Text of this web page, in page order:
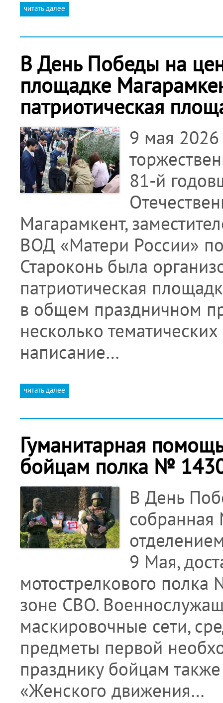
читать далее
В День Победы на
площадке
патриотическая
9 мая
81-й
Магарамкент,
ВОД «Матери России»
Староконь была
патриотическая
в общем праздничном
несколько
написание…
читать далее
Гуманитарная
бойцам полка №
В День
9 Мая,
мотострелкового
зоне СВО.
маскировочные сети,
предметы первой
празднику бойцам
«Женского движения…